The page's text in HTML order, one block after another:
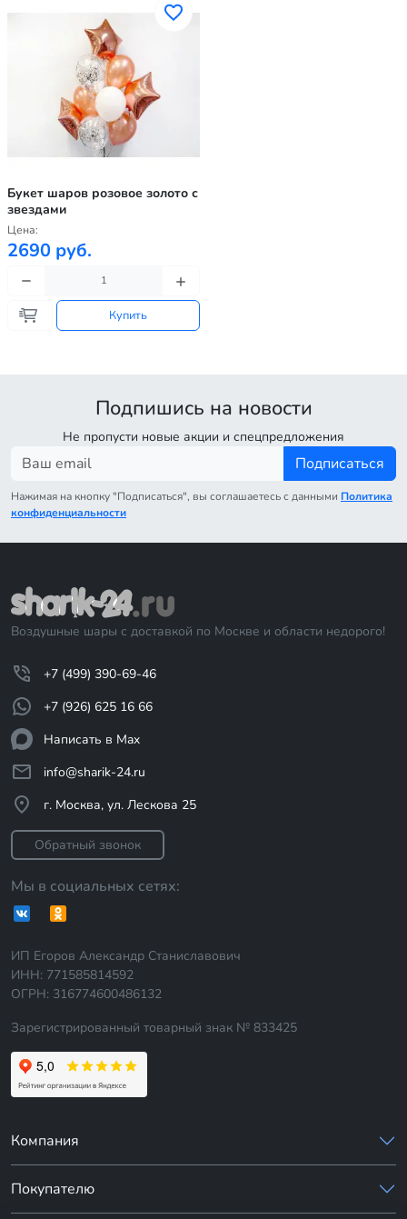
Букет шаров розовое золото с
звездами
Цена:
2690 руб.
Купить
Подпишись на новости
Не пропусти новые акции и спецпредложения
Подписаться
Нажимая на кнопку "Подписаться", вы соглашаетесь с данными Политика
конфиденциальности
Воздушные шары с доставкой по Москве и области недорого!
+7 (499) 390-69-46
+7 (926) 625 16 66
Написать в Max
info@sharik-24.ru
г. Москва, ул. Лескова 25
Обратный звонок
Мы в социальных сетях:
ИП Егоров Александр Станиславович
ИНН: 771585814592
ОГРН: 316774600486132
Зарегистрированный товарный знак № 833425
Компания
Покупателю